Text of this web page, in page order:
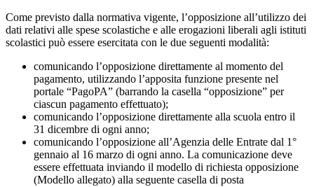
Come previsto dalla normativa vigente, l’opposizione all’utilizzo dei
dati relativi alle spese scolastiche e alle erogazioni liberali agli istituti
scolastici può essere esercitata con le due seguenti modalità:
comunicando l’opposizione direttamente al momento del
pagamento, utilizzando l’apposita funzione presente nel
portale “PagoPA” (barrando la casella “opposizione” per
ciascun pagamento effettuato);
comunicando l’opposizione direttamente alla scuola entro il
31 dicembre di ogni anno;
comunicando l’opposizione all’Agenzia delle Entrate dal 1°
gennaio al 16 marzo di ogni anno. La comunicazione deve
essere effettuata inviando il modello di richiesta opposizione
(Modello allegato) alla seguente casella di posta